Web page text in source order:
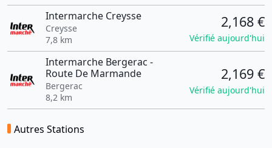
Intermarche Creysse
Creysse
7,8 km
2,168 €
Vérifié aujourd'hui
Intermarche Bergerac -
Route De Marmande
Bergerac
8,2 km
2,169 €
Vérifié aujourd'hui
Autres Stations